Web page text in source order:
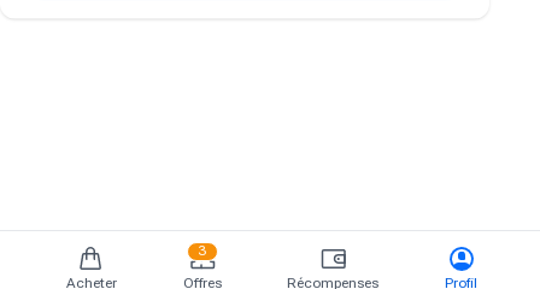
Acheter
3
Offres
Récompenses Profil